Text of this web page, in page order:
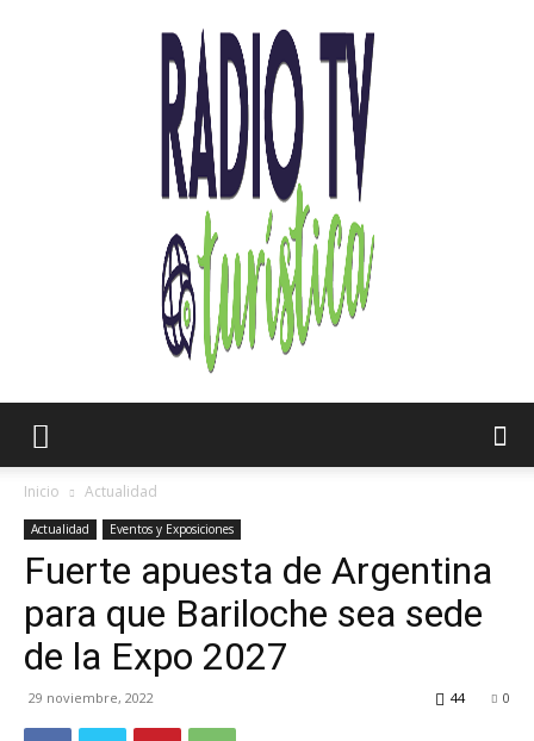
TV
Turística
Inicio Actualidad
Actualidad Eventos y Exposiciones
Fuerte apuesta de Argentina
para que Bariloche sea sede
de la Expo 2027
29 noviembre, 2022 0
44